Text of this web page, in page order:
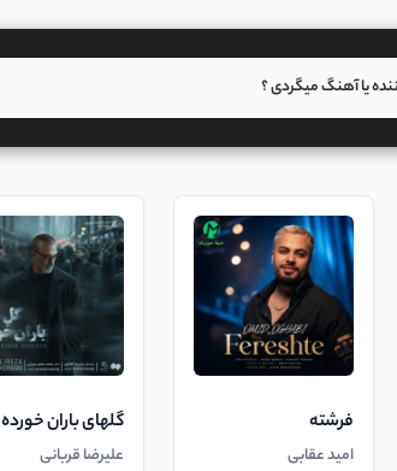
فرشته
امید عقابی
گلهای باران خورده
علیرضا قربانی